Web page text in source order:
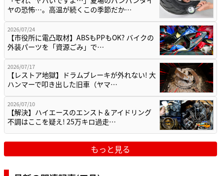
ヤの恐怖…。高温が続くこの季節だか…
2026/07/24
【市役所に電凸取材】ABSもPPもOK? バイクの
外装パーツを「資源ごみ」で…
2026/07/17
【レストア地獄】ドラムブレーキが外れない! 大
ハンマーで叩き出した旧車（ヤマ…
2026/07/10
【解決】ハイエースのエンスト＆アイドリング
不調はここを疑え! 25万キロ過走…
もっと見る